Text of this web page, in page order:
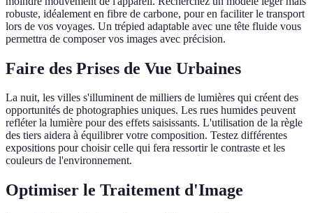
robuste, idéalement en fibre de carbone, pour en faciliter le transport
lors de vos voyages. Un trépied adaptable avec une tête fluide vous
permettra de composer vos images avec précision.
Faire des Prises de Vue Urbaines
La nuit, les villes s'illuminent de milliers de lumières qui créent des
opportunités de photographies uniques. Les rues humides peuvent
refléter la lumière pour des effets saisissants. L'utilisation de la règle
des tiers aidera à équilibrer votre composition. Testez différentes
expositions pour choisir celle qui fera ressortir le contraste et les
couleurs de l'environnement.
Optimiser le Traitement d'Image